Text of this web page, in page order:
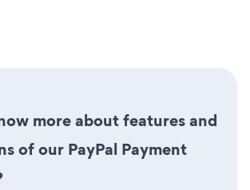
more about features and
of our PayPal Payment